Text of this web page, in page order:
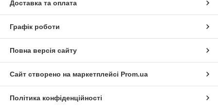
Доставка та оплата
Графік роботи
Повна версія сайту
Сайт створено на маркетплейсі Prom.ua
Політика конфіденційності